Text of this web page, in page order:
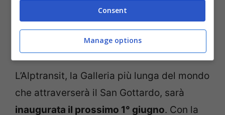
L’Alptransit, la Galleria più lunga del mondo
che attraverserà il San Gottardo, sarà
inaugurata il prossimo 1° giugno. Con la
Consent
Manage options